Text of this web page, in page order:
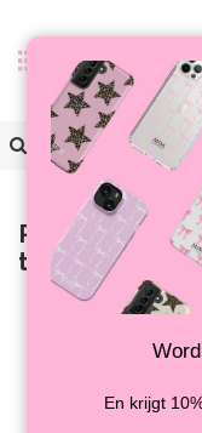
Producten
Geen producten
En krijgt